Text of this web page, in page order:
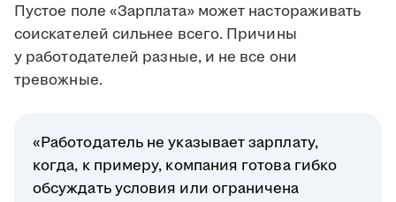
Пустое поле «Зарплата» может настораживать
соискателей сильнее всего. Причины
у работодателей разные, и не все они
тревожные.
«Работодатель не указывает зарплату,
когда, к примеру, компания готова гибко
обсуждать условия или ограничена